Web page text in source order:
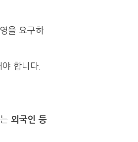
을 요구하
합니다.
외국인 등